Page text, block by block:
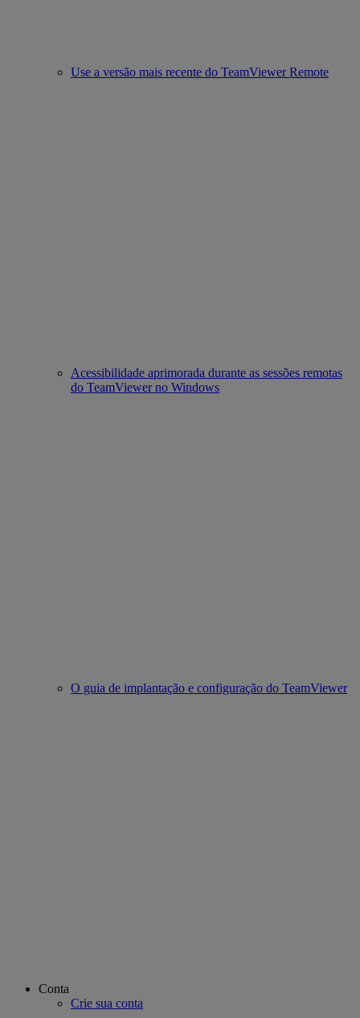
Use a versão mais recente do TeamViewer Remote
Acessibilidade aprimorada durante as sessões remotas
do TeamViewer no Windows
O guia de implantação e configuração do TeamViewer
Conta
Crie sua conta